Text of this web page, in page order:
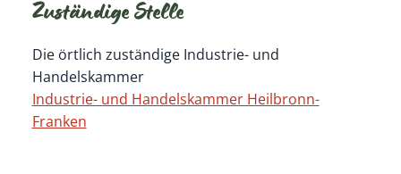
Zuständige Stelle
Die örtlich zuständige Industrie- und
Handelskammer
Industrie- und Handelskammer Heilbronn-
Franken